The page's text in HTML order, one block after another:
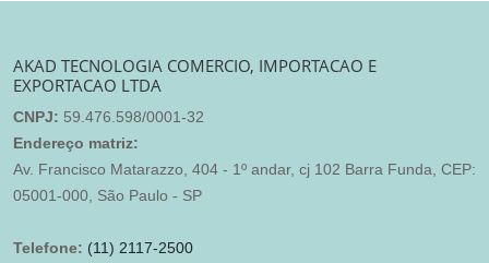
AKAD TECNOLOGIA COMERCIO, IMPORTACAO E
EXPORTACAO LTDA
CNPJ: 59.476.598/0001-32
Endereço matriz:
Av. Francisco Matarazzo, 404 - 1º andar, cj 102 Barra Funda, CEP:
05001-000, São Paulo - SP
Telefone: (11) 2117-2500